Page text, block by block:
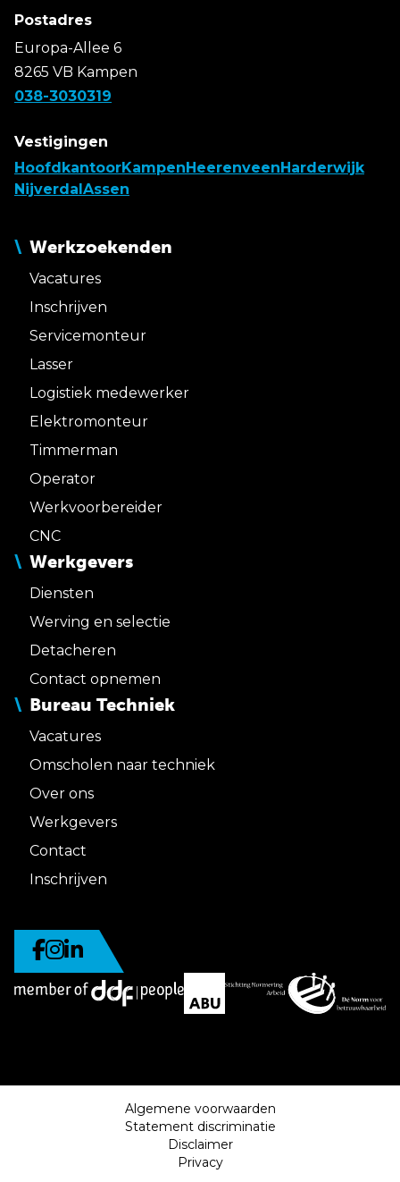
Postadres
Europa-Allee 6
8265 VB Kampen
038-3030319
Vestigingen
HoofdkantoorKampen Heerenveen Harderwijk
Nijverdal Assen
Werkzoekenden
Vacatures
Inschrijven
Servicemonteur
Lasser
Logistiek medewerker
Elektromonteur
Timmerman
Operator
Werkvoorbereider
CNC
Werkgevers
Diensten
Werving en selectie
Detacheren
Contact opnemen
Bureau Techniek
Vacatures
Omscholen naar techniek
Over ons
Werkgevers
Contact
Inschrijven
Algemene voorwaarden
Statement discriminatie
Disclaimer
Privacy